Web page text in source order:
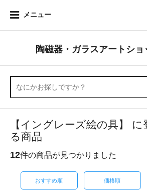
メニュー
陶磁器・ガラスアートシ
【イングレーズ絵の具】
る商品
12件の商品が見つかりました
おすすめ順 価格順